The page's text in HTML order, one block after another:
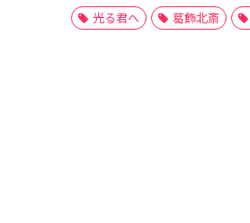
光る君へ
葛飾北斎